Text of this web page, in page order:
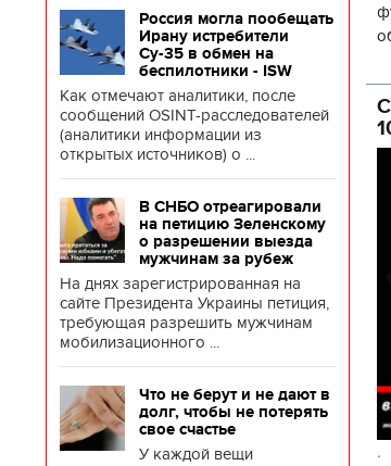
Россия могла пообещать
Ирану истребители
Су-35 в обмен на
беспилотники - ISW
Как отмечают аналитики, после
сообщений OSINT-расследователей
(аналитики информации из
открытых источников) о ...
В СНБО отреагировали
на петицию Зеленскому
о разрешении выезда
мужчинам за рубеж
На днях зарегистрированная на
сайте Президента Украины петиция,
требующая разрешить мужчинам
мобилизационного ...
Что не берут и не дают в
долг, чтобы не потерять
свое счастье
У каждой вещи
.